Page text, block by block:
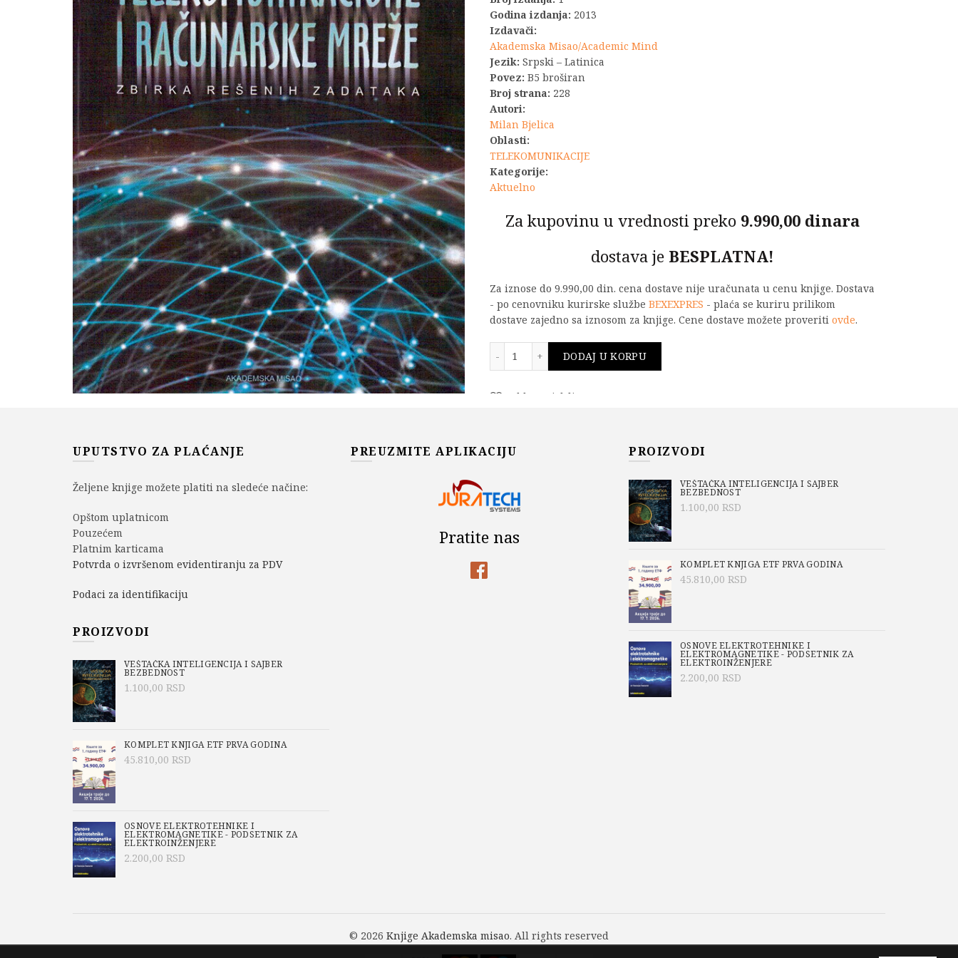
je
bila:
1.650,00 RSD.
Godina izdanja: 2013
Izdavači:
Akademska Misao/Academic Mind
Jezik: Srpski – Latinica
Povez: B5 broširan
Broj strana: 228
Autori:
Milan Bjelica
Oblasti:
TELEKOMUNIKACIJE
Kategorije:
Aktuelno
Za kupovinu u vrednosti preko 9.990,00 dinara
dostava je BESPLATNA!
Za iznose do 9.990,00 din. cena dostave nije uračunata u cenu knjige. Dostava
- po cenovniku kurirske službe BEXEXPRES - plaća se kuriru prilikom
dostave zajedno sa iznosom za knjige. Cene dostave možete proveriti ovde.
DODAJ U KORPU
Add to wishlist
Kategorije:
Akademska Misao/Academic Mind
TELEKOMUNIKACIJE
UPUTSTVO ZA PLAĆANJE
Željene knjige možete platiti na sledeće načine:
Opštom uplatnicom
Pouzećem
Platnim karticama
Potvrda o izvršenom evidentiranju za PDV
Podaci za identifikaciju
PROIZVODI
VEŠTAČKA INTELIGENCIJA I SAJBER
BEZBEDNOST
1.100,00 RSD
KOMPLET KNJIGA ETF PRVA GODINA
45.810,00 RSD
OSNOVE ELEKTROTEHNIKE I
ELEKTROMAGNETIKE - PODSETNIK ZA
ELEKTROINŽENJERE
2.200,00 RSD
PREUZMITE APLIKACIJU
Pratite nas
PROIZVODI
VEŠTAČKA INTELIGENCIJA I SAJBER
BEZBEDNOST
1.100,00 RSD
KOMPLET KNJIGA ETF PRVA GODINA
45.810,00 RSD
OSNOVE ELEKTROTEHNIKE I
ELEKTROMAGNETIKE - PODSETNIK ZA
ELEKTROINŽENJERE
2.200,00 RSD
© 2026 Knjige Akademska misao. All rights reserved